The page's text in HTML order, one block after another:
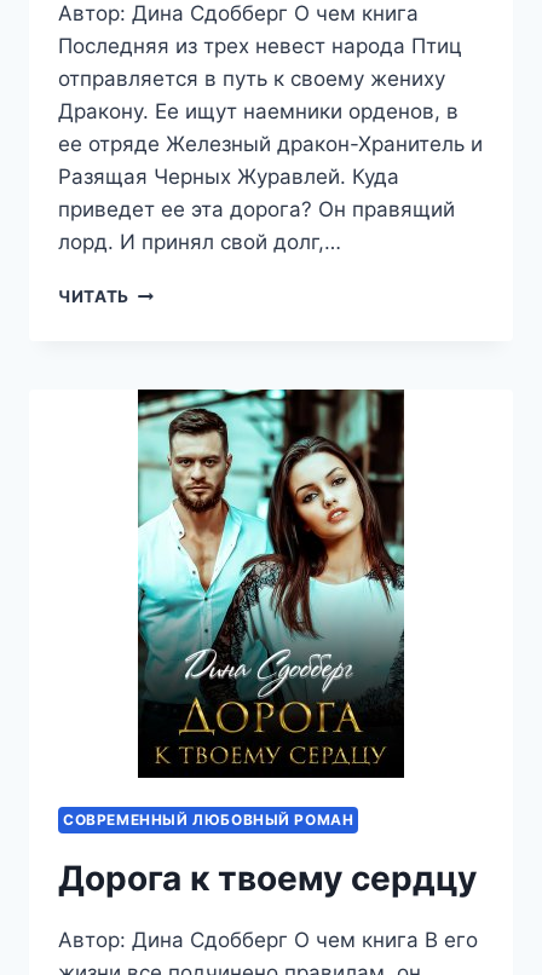
Автор: Дина Сдобберг О чем книга
Последняя из трех невест народа Птиц
отправляется в путь к своему жениху
Дракону. Ее ищут наемники орденов, в
ее отряде Железный дракон-Хранитель и
Разящая Черных Журавлей. Куда
приведет ее эта дорога? Он правящий
лорд. И принял свой долг,…
ЧИТАТЬ ПРИНЦЕССА
СОВРЕМЕННЫЙ ЛЮБОВНЫЙ РОМАН
Дорога к твоему сердцу
Автор: Дина Сдобберг О чем книга В его